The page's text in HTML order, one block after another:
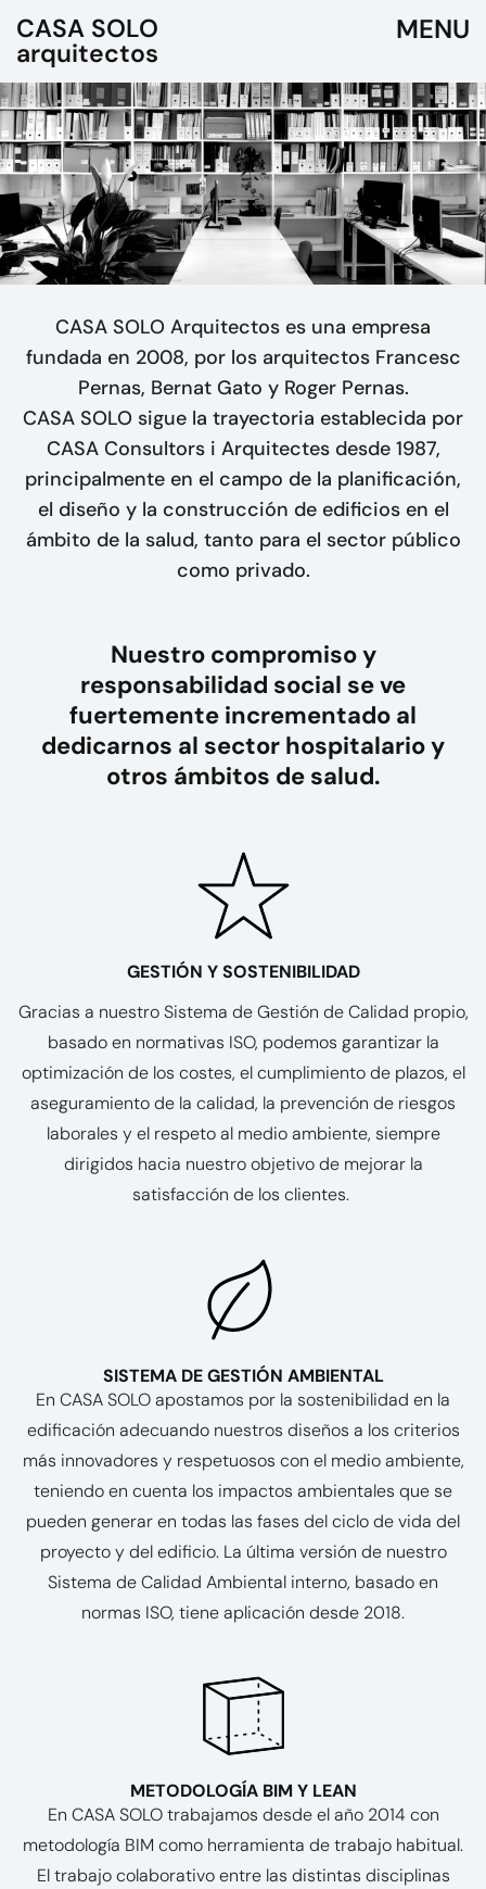
CASA SOLO
arquitectos
CASA SOLO Arquitectos es una empresa
fundada en 2008, por los arquitectos Francesc
Pernas, Bernat Gato y Roger Pernas.
CASA SOLO sigue la trayectoria establecida por
CASA Consultors i Arquitectes desde 1987,
principalmente en el campo de la planificación,
el diseño y la construcción de edificios en el
ámbito de la salud, tanto para el sector público
como privado.
Nuestro compromiso y
responsabilidad social se ve
fuertemente incrementado al
dedicarnos al sector hospitalario y
otros ámbitos de salud.
GESTIÓN Y SOSTENIBILIDAD
Gracias a nuestro Sistema de Gestión de Calidad propio,
basado en normativas ISO, podemos garantizar la
optimización de los costes, el cumplimiento de plazos, el
aseguramiento de la calidad, la prevención de riesgos
laborales y el respeto al medio ambiente, siempre
dirigidos hacia nuestro objetivo de mejorar la
satisfacción de los clientes.
SISTEMA DE GESTIÓN AMBIENTAL
En CASA SOLO apostamos por la sostenibilidad en la
edificación adecuando nuestros diseños a los criterios
más innovadores y respetuosos con el medio ambiente,
teniendo en cuenta los impactos ambientales que se
pueden generar en todas las fases del ciclo de vida del
proyecto y del edificio. La última versión de nuestro
Sistema de Calidad Ambiental interno, basado en
normas ISO, tiene aplicación desde 2018.
METODOLOGÍA BIM Y LEAN
En CASA SOLO trabajamos desde el año 2014 con
metodología BIM como herramienta de trabajo habitual.
El trabajo colaborativo entre las distintas disciplinas